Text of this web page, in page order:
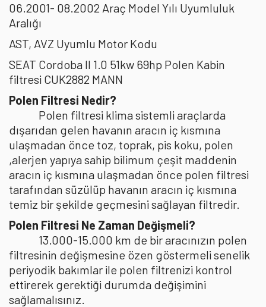
06.2001- 08.2002 Araç Model Yılı Uyumluluk
Aralığı
AST, AVZ Uyumlu Motor Kodu
SEAT Cordoba II 1.0 51kw 69hp Polen Kabin
filtresi CUK2882 MANN
Polen Filtresi Nedir?
Polen filtresi klima sistemli araçlarda
dışarıdan gelen havanın aracın iç kısmına
ulaşmadan önce toz, toprak, pis koku, polen
,alerjen yapıya sahip bilimum çeşit maddenin
aracın iç kısmına ulaşmadan önce polen filtresi
tarafından süzülüp havanın aracın iç kısmına
temiz bir şekilde geçmesini sağlayan filtredir.
Polen Filtresi Ne Zaman Değişmeli?
13.000-15.000 km de bir aracınızın polen
filtresinin değişmesine özen göstermeli senelik
periyodik bakımlar ile polen filtrenizi kontrol
ettirerek gerektiği durumda değişimini
sağlamalısınız.